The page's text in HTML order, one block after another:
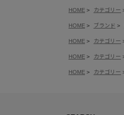
HOME カテゴリー
HOME ブランド
HOME カテゴリー
HOME カテゴリー
HOME カテゴリー